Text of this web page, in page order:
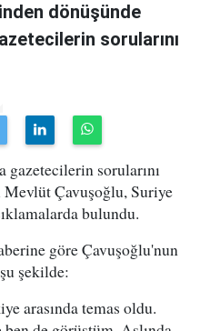
dönüşünde
sorularını
gazetecilerin sorularını
Mevlüt Çavuşoğlu, Suriye
bulundu.
göre Çavuşoğlu'nun
şekilde:
arasında temas oldu.